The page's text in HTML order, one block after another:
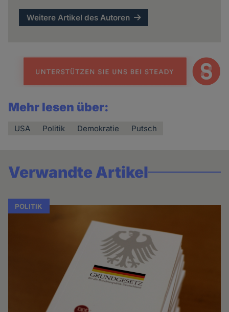
Weitere Artikel des Autoren
Mehr lesen über:
USA Politik Demokratie Putsch
Verwandte Artikel
POLITIK